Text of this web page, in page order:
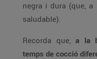
negra i dura (que,
saludable).
Recorda que, a la
temps de cocció